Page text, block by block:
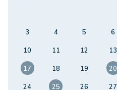
3
4 5 6
10
11 12 13
17
18 19 20
24
25 26 27